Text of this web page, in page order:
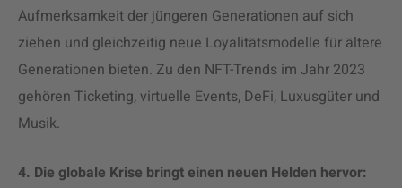
Aufmerksamkeit der jüngeren Generationen auf sich
ziehen und gleichzeitig neue Loyalitätsmodelle für ältere
Generationen bieten. Zu den NFT-Trends im Jahr 2023
gehören Ticketing, virtuelle Events, DeFi, Luxusgüter und
Musik.
4. Die globale Krise bringt einen neuen Helden hervor: